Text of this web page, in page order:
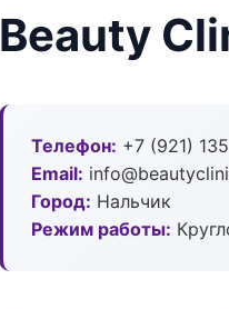
Beauty
Телефон: +7 (921)
Email:
Город: Нальчик
Режим работы: